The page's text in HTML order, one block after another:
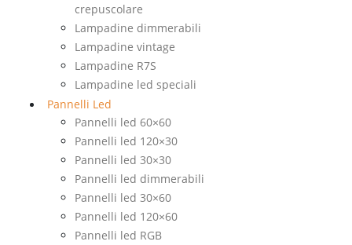
crepuscolare
Lampadine dimmerabili
Lampadine vintage
Lampadine R7S
Lampadine led speciali
Pannelli Led
Pannelli led 60×60
Pannelli led 120×30
Pannelli led 30×30
Pannelli led dimmerabili
Pannelli led 30×60
Pannelli led 120×60
Pannelli led RGB